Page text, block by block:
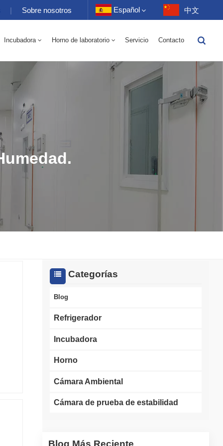
| Sobre nosotros Español
Français
Português
中文
Incubadora Horno de laboratorio Servicio Contacto
Categorías
Blog
Refrigerador
Incubadora
Horno
Cámara Ambiental
Cámara de prueba de estabilidad
Blog Más Reciente
la
el